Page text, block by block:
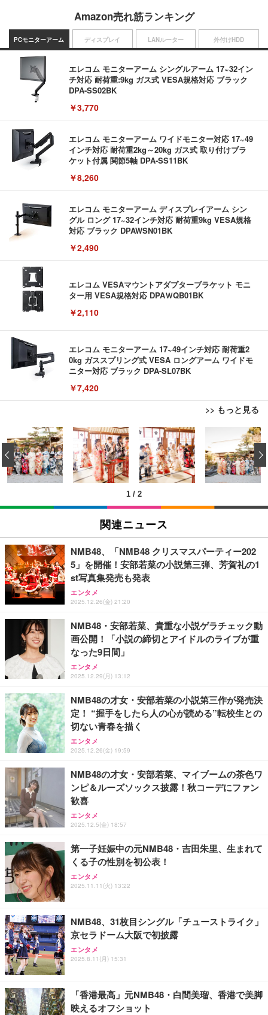
Amazon売れ筋ランキング
PCモニターアーム
エレコム モニターアーム シングルアーム 17~32イン
チ対応 耐荷重:9kg ガス式 VESA規格対応 ブラック
DPA-SS02BK
￥3,770
エレコム モニターアーム ワイドモニター対応 17~49
インチ対応 耐荷重2kg～20kg ガス式 取り付けブラ
ケット付属 関節5軸 DPA-SS11BK
￥8,260
エレコム モニターアーム ディスプレイアーム シン
グル ロング 17~32インチ対応 耐荷重9kg VESA規格
対応 ブラック DPAWSN01BK
￥2,490
エレコム VESAマウントアダプターブラケット モニ
ター用 VESA規格対応 DPAＷQB01BK
￥2,110
エレコム モニターアーム 17~49インチ対応 耐荷重2
0kg ガススプリング式 VESA ロングアーム ワイドモ
ニター対応 ブラック DPA-SL07BK
￥7,420
>> もっと見る
ディスプレイ
EIZO ビジネス向けプレミアムモニター | FlexScan
EV3240X-WT | 31.5型4K UHD・USB Type-C・ホワ
イト
￥105,595
EIZO ビジネス向けプレミアムモニター | FlexScan
￥109,572
【純正品】27"ゲーミングモニター DualSense 充電
フック付き（CFI-ZDM1J）
￥49,979
【整備済み品】Dell E2724HS 27インチ 液晶モニタ
ー フルHD（1920×1080）VA 非光沢 HDMI/DisplayP
ort/VGA スピーカー内蔵 高さ調整 スイベル VESA対
応 ComfortView ビジネス向け
￥15,800
【MiniLED/24.5inch/280Hz/FHD】GRAPHT THE S
HOOTER Gaming Monitor 24” Essential ゲーミン
グモニター QD 24.5インチ 1ms FHD 量子ドット 残
像低減 (3年保証 | 輝点保証 | 日本メーカー)
￥34,980
LANルーター
USB から RJ45 延長ケーブルイーサネットエクステ
ンダー USB 延長 50 メートル距離 RJ45 Cat5e / 6 ケ
ーブル LAN アダプタオーバーリピータイーサネット
￥847
RJ45 ケーブル コネクタ Cat6A Cat6 Cat5e RJ45 イ
ンダー アダプター
￥487
【Amazon.co.jp 限定】SoftBank 光 お申し込みエ
ントリーパッケージ 使い放題 超高速インターネット
【フレッツ光・コラボ光なら工事不要】
エレコム WiFi ルーター 無線LAN Wi-Fi7 11BE 2882
+688Mbps IPv6(IPoE)対応 エコパッケージ WRC-W
701-B
￥7,980
バッファロー Wi-Fi 6 ルーター 2401+573Mbps WS
R-3000AX4P/NBK (× 2)
￥23,960
外付けHDD
外付けHDD 3TB ポータブルハードディスク USB3.0/
2.0対応 超薄型
￥3,999
外付けHDD 2TB ポータブルハードディスク USB3.0/
2.0対応 超薄型
￥3,999
2TB/4TB 外付けハードディスク 外付け HDD テレビ
録画対応 超高速データ転送 2.5 インチ USB3.0 対応
Mac/PC/PS4/XBox 利用可能 スリム設計 携帯に便利
【Amazon.co.jp限定】【2年保証】外付けHDD 3.5
インチ 外付けハードディスク 静音 PC/Win/Mac/テ
レビ録画/デスクトップ/ラップトップ適用 (1)容量:50
0GB)
￥5,999
【Amazon.co.jp限定】【2年保証】外付けHDD 3.5
インチ 外付けハードディスク 静音 PC/Win/Mac/テ
レビ録画/デスクトップ/ラップトップ適用 (3)容量:2T
B)
￥12,999
1 / 2
‹
関連ニュース
NMB48、「NMB48 クリスマスパーティー202
5」を開催！安部若菜の小説第三弾、芳賀礼の1
st写真集発売も発表
エンタメ
2025.12.26(金) 21:20
NMB48・安部若菜、貴重な小説ゲラチェック動
画公開！「小説の締切とアイドルのライブが重
なった9日間」
エンタメ
2025.12.29(月) 13:12
NMB48の才女・安部若菜の小説第三作が発売決
定！ “握手をしたら人の心が読める”転校生との
切ない青春を描く
エンタメ
2025.12.26(金) 19:59
NMB48の才女・安部若菜、マイブームの茶色ワ
ンピ＆ルーズソックス披露！秋コーデにファン
歓喜
エンタメ
2025.12.5(金) 18:57
第一子妊娠中の元NMB48・吉田朱里、生まれて
くる子の性別を初公表！
エンタメ
2025.11.11(火) 13:22
NMB48、31枚目シングル「チューストライク」
京セラドーム大阪で初披露
エンタメ
2025.8.11(月) 15:31
「香港最高」元NMB48・白間美瑠、香港で美脚
映えるオフショット